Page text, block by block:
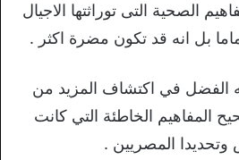
الصحية التى توراثتها الاجيال
بل انه قد تكون مضرة اكثر .
الفضل في اكتشاف المزيد من
المفاهيم الخاطئة التي كانت
المصريين .